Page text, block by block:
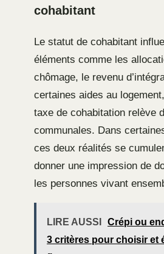
cohabitant
Le statut de cohabitant
éléments comme les
chômage, le revenu
certaines aides au
taxe de cohabitation relève
communales. Dans
ces deux réalités se
donner une impression de
les personnes vivant
LIRE AUSSI
Crépi ou
3 critères pour choisir et